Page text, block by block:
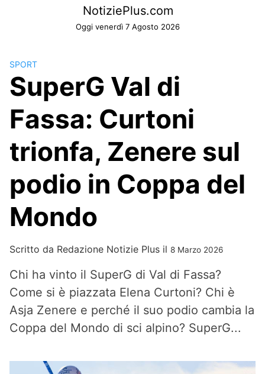
NotiziePlus.com
Oggi venerdì 7 Agosto 2026
SPORT
SuperG Val di
Fassa: Curtoni
trionfa, Zenere sul
podio in Coppa del
Mondo
Scritto da Redazione Notizie Plus il 8 Marzo 2026
Chi ha vinto il SuperG di Val di Fassa?
Come si è piazzata Elena Curtoni? Chi è
Asja Zenere e perché il suo podio cambia la
Coppa del Mondo di sci alpino? SuperG...